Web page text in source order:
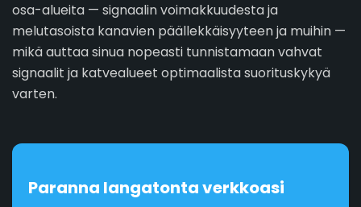
osa-alueita — signaalin voimakkuudesta ja
melutasoista kanavien päällekkäisyyteen ja muihin —
mikä auttaa sinua nopeasti tunnistamaan vahvat
signaalit ja katvealueet optimaalista suorituskykyä
varten.
Paranna langatonta verkkoasi